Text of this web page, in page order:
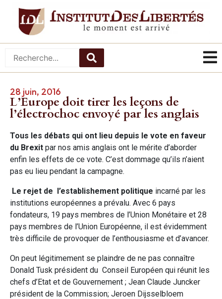
28 juin, 2016
L’Europe doit tirer les leçons de
l’électrochoc envoyé par les anglais
Tous les débats qui ont lieu depuis le vote en faveur
du Brexit par nos amis anglais ont le mérite d’aborder
enfin les effets de ce vote. C’est dommage qu’ils n’aient
pas eu lieu pendant la campagne.
Le rejet de l’establishement politique incarné par les
institutions européennes a prévalu. Avec 6 pays
fondateurs, 19 pays membres de l’Union Monétaire et 28
pays membres de l’Union Européenne, il est évidemment
très difficile de provoquer de l’enthousiasme et d’avancer.
On peut légitimement se plaindre de ne pas connaître
Donald Tusk président du Conseil Européen qui réunit les
chefs d’Etat et de Gouvernement ; Jean Claude Juncker
président de la Commission; Jeroen Dijsselbloem